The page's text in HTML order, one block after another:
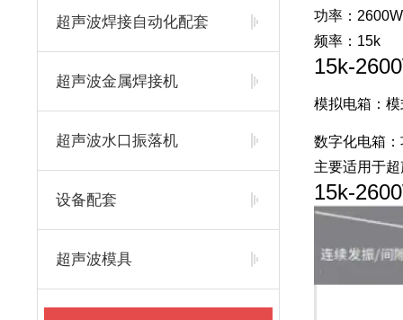
超声波焊接自动化配套
超声波金属焊接机
超声波水口振落机
设备配套
超声波模具
功率：
频率：15k
15k-
模拟电箱：
数字化电箱
主要适用于
15k-